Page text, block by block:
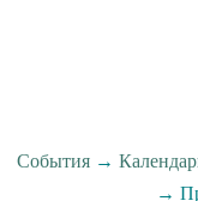
События →
→